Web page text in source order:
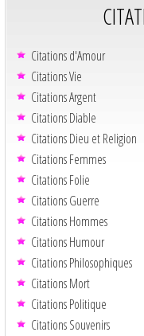
Citations d'Amour
Citations Vie
Citations Argent
Citations Diable
Citations Dieu et Religion
Citations Femmes
Citations Folie
Citations Guerre
Citations Hommes
Citations Humour
Citations Philosophiques
Citations Mort
Citations Politique
Citations Souvenirs